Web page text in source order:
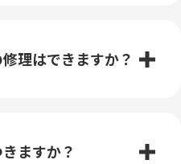
理はできますか？
ますか？